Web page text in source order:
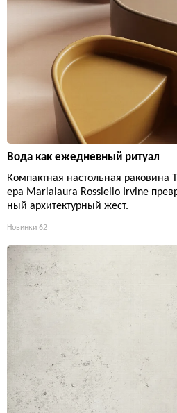
Вода как ежедневный ритуал
Компактная настольная раковина
ера Marialaura Rossiello Irvine
ный архитектурный жест.
Новинки 62